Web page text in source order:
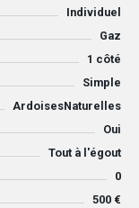
Individuel
Gaz
1 côté
Simple
ArdoisesNaturelles
Oui
Tout à l'égout
0
500 €